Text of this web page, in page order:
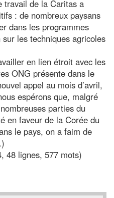
travail de la Caritas a
: de nombreux paysans
dans les programmes
les techniques agricoles
en lien étroit avec les
ONG présente dans le
appel au mois d’avril,
espérons que, malgré
parties du
en faveur de la Corée du
le pays, on a faim de
48 lignes, 577 mots)